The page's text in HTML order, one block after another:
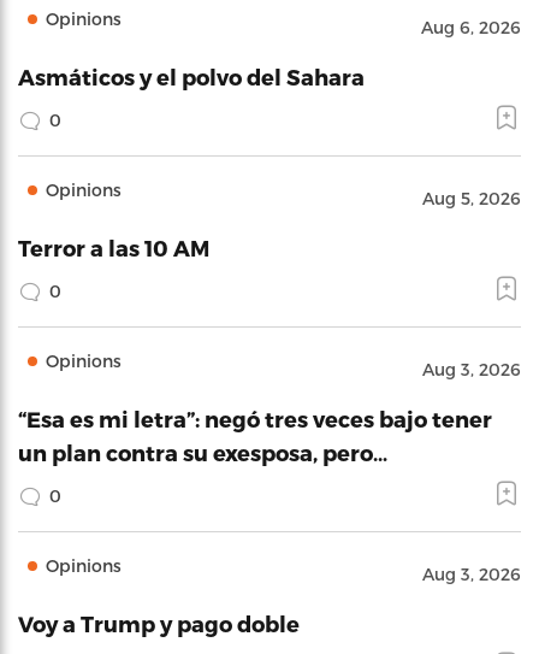
Opinions Aug 6, 2026
Asmáticos y el polvo del Sahara
0
Opinions Aug 5, 2026
Terror a las 10 AM
0
Opinions Aug 3, 2026
“Esa es mi letra”: negó tres veces bajo tener
un plan contra su exesposa, pero…
0
Opinions Aug 3, 2026
Voy a Trump y pago doble